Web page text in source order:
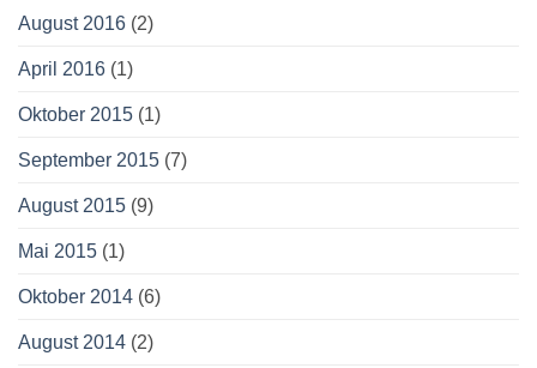
August 2016 (2)
April 2016 (1)
Oktober 2015 (1)
September 2015 (7)
August 2015 (9)
Mai 2015 (1)
Oktober 2014 (6)
August 2014 (2)